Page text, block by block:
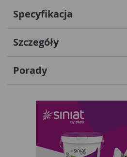
Specyfikacja
Szczegóły
Porady